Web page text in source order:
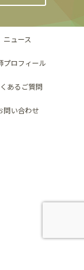
ニュース
プロフィール
あるご質問
問い合わせ